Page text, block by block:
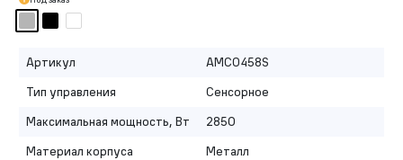
Артикул
AMCO458S
Тип управления
Сенсорное
Максимальная мощность, Вт
2850
Материал корпуса
Металл